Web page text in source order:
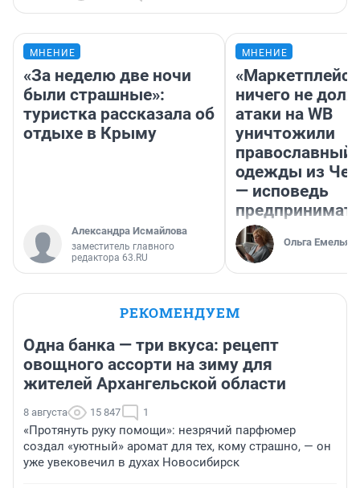
МНЕНИЕ
«За неделю две ночи
были страшные»:
туристка рассказала об
отдыхе в Крыму
Александра Исмайлова
заместитель главного
редактора 63.RU
МНЕНИЕ
«Маркетплейс
ничего не
атаки на WB
уничтожили
православный
одежды из
— исповедь
Ольга
РЕКОМЕНДУЕМ
Одна банка — три вкуса: рецепт
овощного ассорти на зиму для
жителей Архангельской области
8 августа 15 847 1
«Протянуть руку помощи»: незрячий парфюмер
создал «уютный» аромат для тех, кому страшно, — он
уже увековечил в духах Новосибирск